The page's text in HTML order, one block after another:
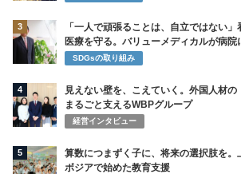
3
「一人で頑張ることは、自立ではない」
医療を守る。バリューメディカルが病院
SDGsの取り組み
4
見えない壁を、こえていく。外国人材
まるごと支えるWBPグループ
経営インタビュー
5
算数につまずく子に、将来の選択肢を
ボジアで始めた教育支援